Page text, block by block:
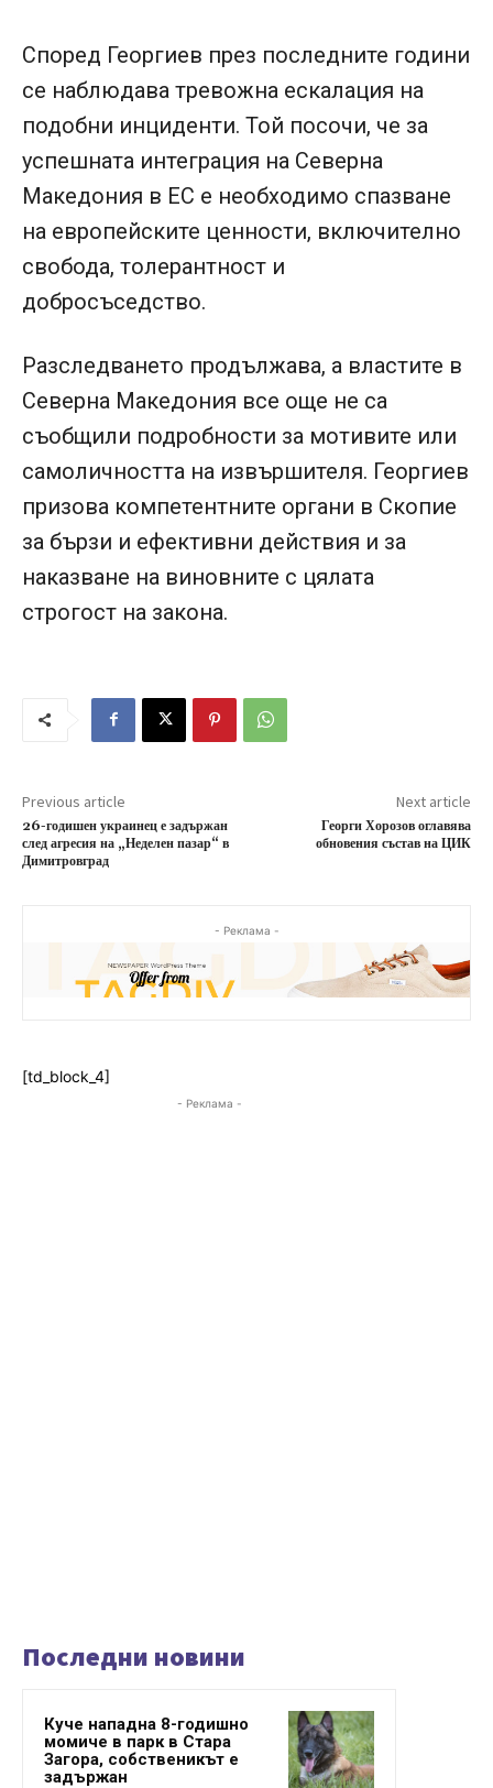
Според Георгиев през последните години
се наблюдава тревожна ескалация на
подобни инциденти. Той посочи, че за
успешната интеграция на Северна
Македония в ЕС е необходимо спазване
на европейските ценности, включително
свобода, толерантност и
добросъседство.
Разследването продължава, а властите в
Северна Македония все още не са
съобщили подробности за мотивите или
самоличността на извършителя. Георгиев
призова компетентните органи в Скопие
за бързи и ефективни действия и за
наказване на виновните с цялата
строгост на закона.
Previous article
26-годишен украинец е задържан
след агресия на „Неделен пазар“ в
Димитровград
Next article
Георги Хорозов оглавява
обновения състав на ЦИК
- Реклама -
[td_block_4]
- Реклама -
Последни новини
Куче нападна 8-годишно
момиче в парк в Стара
Загора, собственикът е
задържан